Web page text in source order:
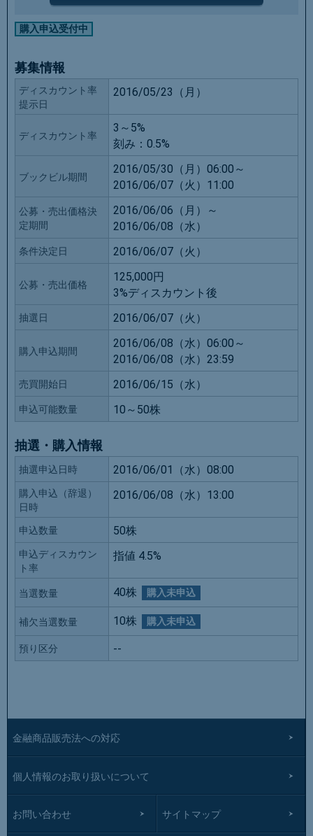
購入申込受付中
募集情報
ディスカウント率
提示日
2016/05/23（月）
ディスカウント率
3～5%
刻み： 0.5%
ブックビル期間
2016/05/30（月）06:00～
2016/06/07（火）11:00
公募・売出価格決
定期間
2016/06/06（月）～
2016/06/08（水）
条件決定日 2016/06/07（火）
公募・売出価格
125,000円
3%ディスカウント後
抽選日 2016/06/07（火）
購入申込期間
2016/06/08（水）06:00～
2016/06/08（水）23:59
売買開始日 2016/06/15（水）
申込可能数量 10～50株
抽選・購入情報
抽選申込日時 2016/06/01（水）08:00
購入申込（辞退）
日時
2016/06/08（水）13:00
申込数量 50株
申込ディスカウン
ト率
指値 4.5%
当選数量 40株 購入未申込
補欠当選数量 10株 購入未申込
預り区分 --
金融商品販売法への対応
個人情報のお取り扱いについて
お問い合わせ サイトマップ